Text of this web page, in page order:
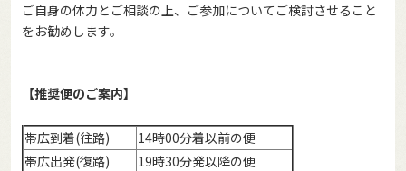
ご自身の体力とご相談の上、ご参加についてご検討させること
をお勧めします。
【推奨便のご案内】
帯広到着(往路)
14時00分着以前の便
帯広出発(復路)
19時30分発以降の便